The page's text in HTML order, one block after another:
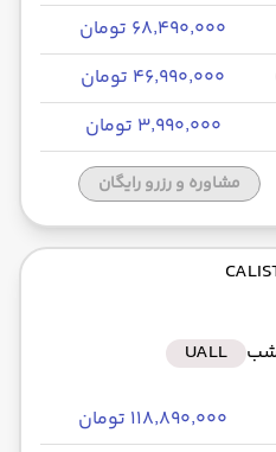
۶۸٬۴۹۰٬۰۰۰ تومان
۴۶٬۹۹۰٬۰۰۰ تومان
۳٬۹۹۰٬۰۰۰ تومان
مشاوره و رزرو رایگان
UALL
۱۱۸٬۸۹۰٬۰۰۰ تومان